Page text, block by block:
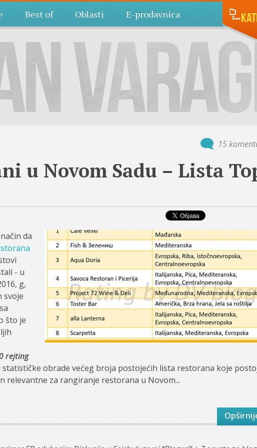
Best of Oblasti E-prodavnica
15
u Novom Sadu – Lista
da
- u
g,
svoje
što je
rejting
obrade većeg broja postojećih lista restorana koje
relevantne za rangiranje restorana u Novom...